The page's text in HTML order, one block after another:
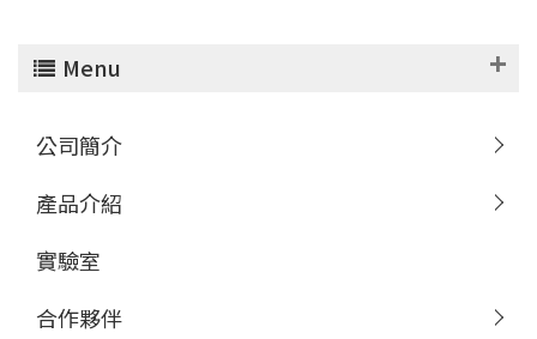
Menu
公司簡介
產品介紹
實驗室
合作夥伴